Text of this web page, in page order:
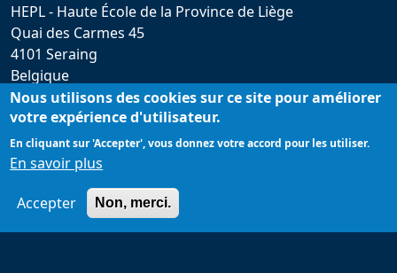
HEPL - Haute École de la Province de Liège
Quai des Carmes 45
4101 Seraing
Belgique
hepl@provincedeliege.be
+32 (0)4 279 55 20
Nous utilisons des cookies sur ce site pour améliorer
votre expérience d'utilisateur.
En cliquant sur 'Accepter', vous donnez votre accord pour les utiliser.
En savoir plus
Accepter Non, merci.